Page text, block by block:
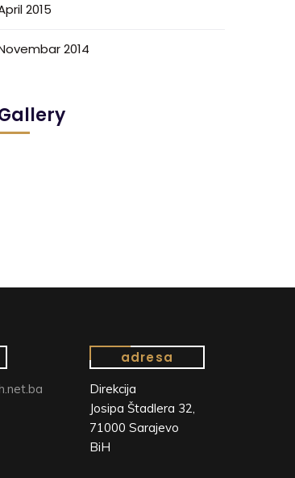
2015
2014
adresa
Direkcija
Josipa Štadlera 32,
71000 Sarajevo
BiH